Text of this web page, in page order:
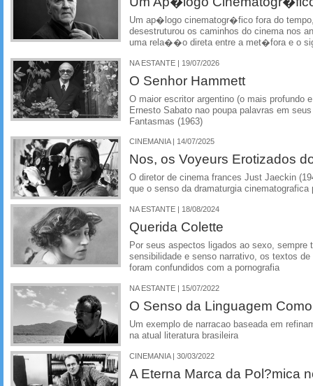
Um ap�logo cinematogr�fico fora do
desestruturou os caminhos do cinema nos
uma rela��o direta entre a met�fora e o
NA ESTANTE | 19/07/2026
O Senhor Hammett
O maior escritor argentino (o mais profundo
Ernesto Sabato nao poupa palavras em
Fantasmas (1963)
CINEMANIA | 14/07/2025
Nos, os Voyeurs Erotizados
O diretor de cinema frances Just Jaeckin
que o senso da dramaturgia cinematografica
NA ESTANTE | 18/08/2024
Querida Colette
Por seus aspectos ligados ao sexo, sempre
sensibilidade e senso narrativo, os textos
foram confundidos com a pornografia
NA ESTANTE | 15/07/2022
O Senso da Linguagem
Um exemplo de narracao baseada em
na atual literatura brasileira
CINEMANIA | 30/03/2022
A Eterna Marca da Pol?mica